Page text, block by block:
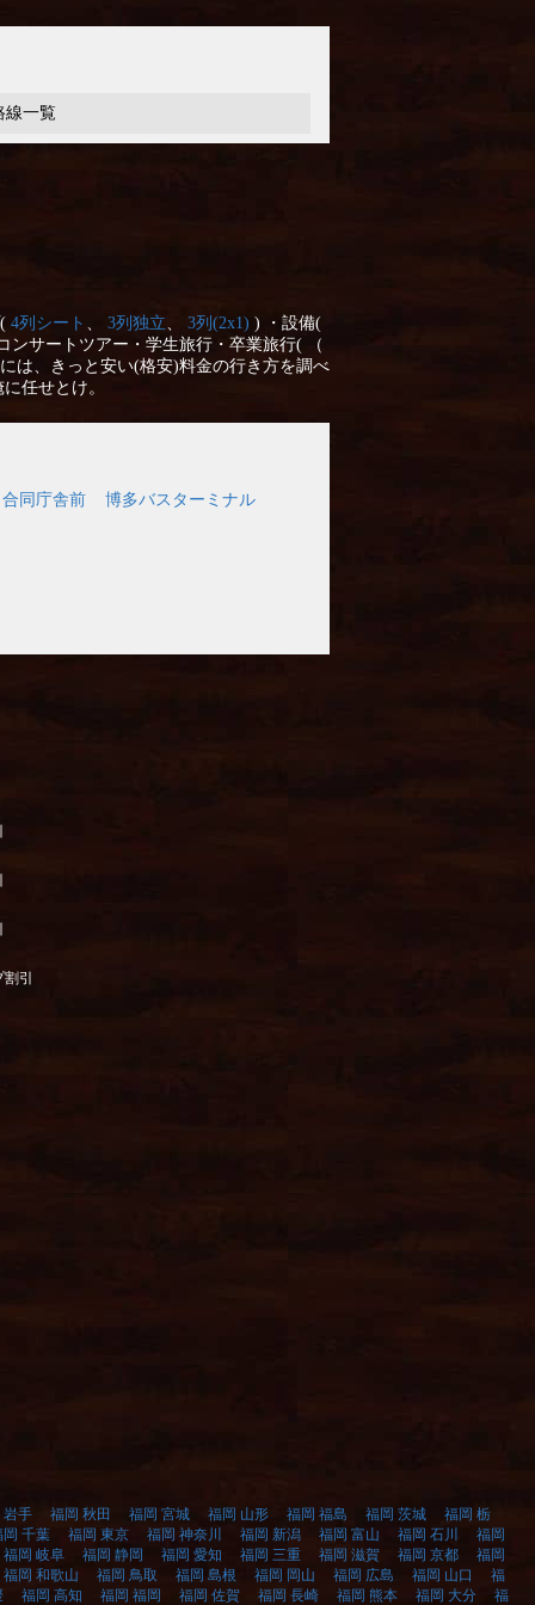
線一覧
4列シート 、 3列独立、 3列(2x1) ) ・設備(
サートツアー・学生旅行・卒業旅行( （
は、きっと安い(格安)料金の行き方を調べ
任せとけ。
同庁舎前 博多バスターミナル
引
岩手 福岡 秋田 福岡 宮城 福岡 山形 福岡 福島 福岡 茨城
福岡 栃
岡 千葉
福岡 東京 福岡 神奈川 福岡 新潟 福岡 富山 福岡 石川
福岡
福岡 岐阜
福岡 静岡 福岡 愛知 福岡 三重 福岡 滋賀 福岡 京都
福岡
福岡 和歌山
福岡 鳥取 福岡 島根 福岡 岡山 福岡 広島 福岡 山口
福
福岡 高知 福岡 福岡 福岡 佐賀 福岡 長崎 福岡 熊本 福岡 大分 福